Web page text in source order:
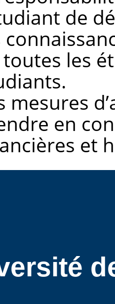
de
les
mesures
en
et